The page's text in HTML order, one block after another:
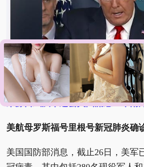
新冠病毒是武汉军运会外籍运动员
来源自武汉军运会美国流感！华南
美航母罗斯福号里根号新冠肺炎确
美国国防部消息，截止26日，美军